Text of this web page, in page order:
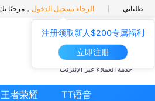
注册领取新人$200专属福利
立即注册
مرحبًا بك في الحوت الصغير， الرجاء تسجيل الدخول طلباتي
7×24ساعة
خدمة العملاء عبر الإنترنت
王者荣耀 TT语音